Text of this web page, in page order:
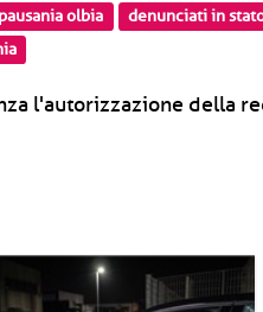
olbia
denunciati in
l'autorizzazione della